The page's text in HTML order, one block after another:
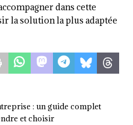
dans cette
la solution la plus adaptée
: un guide complet
et choisir